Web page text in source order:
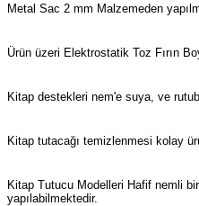
Metal Sac 2 mm Malzemeden
Ürün üzeri Elektrostatik Toz Fırın
Kitap destekleri nem'e suya, ve
Kitap tutacağı temizlenmesi kolay
Kitap Tutucu Modelleri Hafif nemli
yapılabilmektedir.